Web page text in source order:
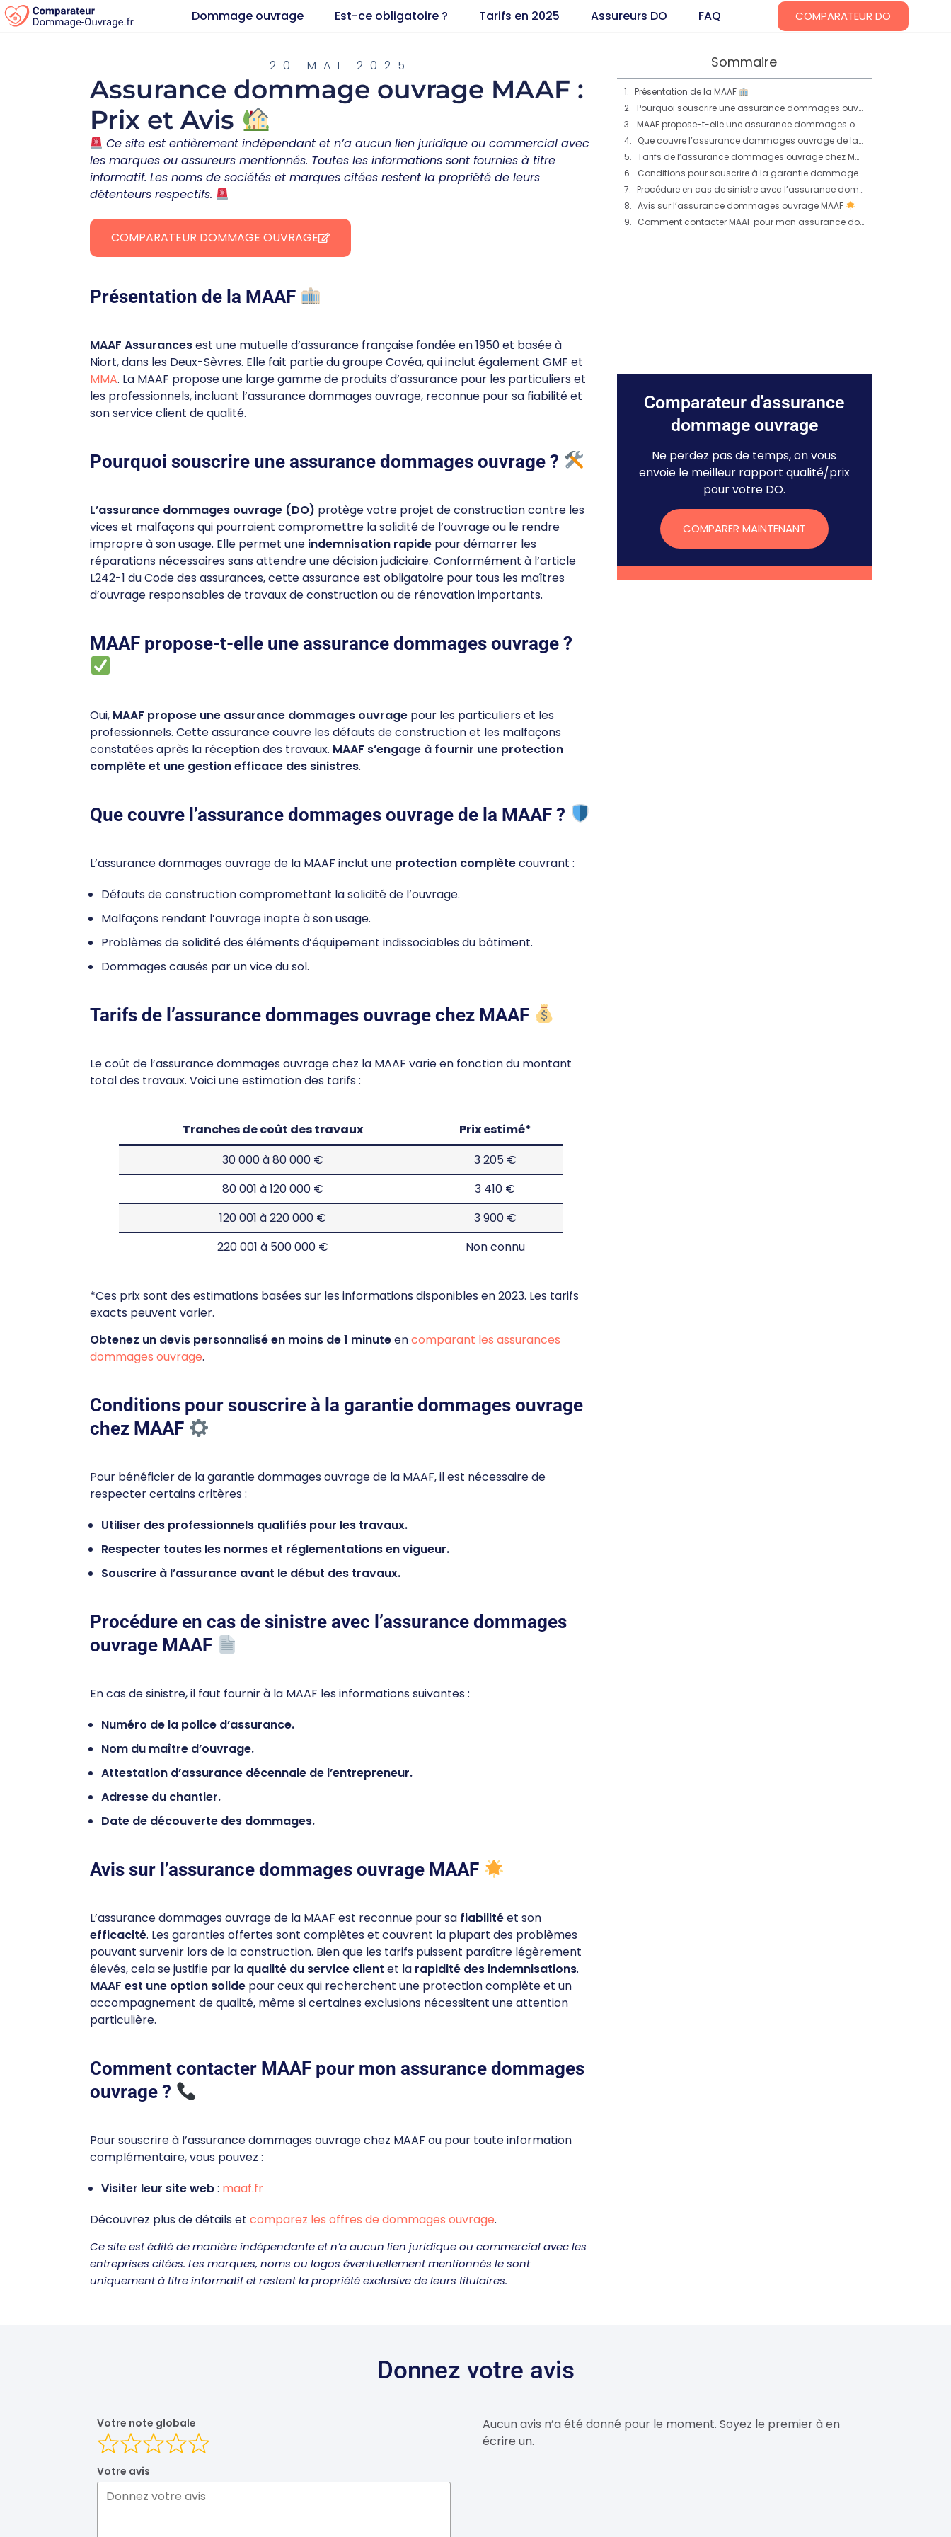
Dommage ouvrage Est-ce obligatoire ? Tarifs en 2025 Assureurs DO FAQ COMPARATEUR DO
20 MAI 2025
Assurance dommage ouvrage MAAF :
Prix et Avis
Ce site est entièrement indépendant et n’a aucun lien juridique ou commercial avec
les marques ou assureurs mentionnés. Toutes les informations sont fournies à titre
informatif. Les noms de sociétés et marques citées restent la propriété de leurs
détenteurs respectifs.
COMPARATEUR DOMMAGE OUVRAGE
Présentation de la MAAF
MAAF Assurancesest une mutuelle d’assurance française fondée en 1950 et basée à
Niort, dans les Deux-Sèvres. Elle fait partie du groupe Covéa, qui inclut également GMF et
MMA. La MAAF propose une large gamme de produits d’assurance pour les particuliers et
les professionnels, incluant l’assurance dommages ouvrage, reconnue pour sa fiabilité et
son service client de qualité.
Pourquoi souscrire une assurance dommages ouvrage ?
L’assurance dommages ouvrage (DO) protège votre projet de construction contre les
vices et malfaçons qui pourraient compromettre la solidité de l’ouvrage ou le rendre
impropre à son usage. Elle permet une indemnisation rapide pour démarrer les
réparations nécessaires sans attendre une décision judiciaire. Conformément à l’article
L242-1 du Code des assurances, cette assurance est obligatoire pour tous les maîtres
d’ouvrage responsables de travaux de construction ou de rénovation importants.
MAAF propose-t-elle une assurance dommages ouvrage ?
Oui, MAAF propose une assurance dommages ouvrage pour les particuliers et les
professionnels. Cette assurance couvre les défauts de construction et les malfaçons
constatées après la réception des travaux. MAAF s’engage à fournir une protection
complète et une gestion efficace des sinistres.
Que couvre l’assurance dommages ouvrage de la MAAF ?
L’assurance dommages ouvrage de la MAAF inclut une protection complètecouvrant :
Défauts de construction compromettant la solidité de l’ouvrage.
Malfaçons rendant l’ouvrage inapte à son usage.
Problèmes de solidité des éléments d’équipement indissociables du bâtiment.
Dommages causés par un vice du sol.
Tarifs de l’assurance dommages ouvrage chez MAAF
Le coût de l’assurance dommages ouvrage chez la MAAF varie en fonction du montant
total des travaux. Voici une estimation des tarifs :
Tranches de coût des travaux
Prix estimé*
30 000 à 80 000 €
3 205 €
80 001 à 120 000 €
3 410 €
120 001 à 220 000 €
3 900 €
220 001 à 500 000 €
Non connu
*Ces prix sont des estimations basées sur les informations disponibles en 2023. Les tarifs
exacts peuvent varier.
Obtenez un devis personnalisé en moins de 1 minuteencomparant les assurances
dommages ouvrage.
Conditions pour souscrire à la garantie dommages ouvrage
chez MAAF
Pour bénéficier de la garantie dommages ouvrage de la MAAF, il est nécessaire de
respecter certains critères :
Utiliser des professionnels qualifiés pour les travaux.
Respecter toutes les normes et réglementations en vigueur.
Souscrire à l’assurance avant le début des travaux.
Procédure en cas de sinistre avec l’assurance dommages
ouvrage MAAF
En cas de sinistre, il faut fournir à la MAAF les informations suivantes :
Numéro de la police d’assurance.
Nom du maître d’ouvrage.
Attestation d’assurance décennale de l’entrepreneur.
Adresse du chantier.
Date de découverte des dommages.
Avis sur l’assurance dommages ouvrage MAAF
L’assurance dommages ouvrage de la MAAF est reconnue pour sa fiabilitéet son
efficacité. Les garanties offertes sont complètes et couvrent la plupart des problèmes
pouvant survenir lors de la construction. Bien que les tarifs puissent paraître légèrement
élevés, cela se justifie par la qualité du service client et la rapidité des indemnisations.
MAAF est une option solide pour ceux qui recherchent une protection complète et un
accompagnement de qualité, même si certaines exclusions nécessitent une attention
particulière.
Comment contacter MAAF pour mon assurance dommages
ouvrage ?
Pour souscrire à l’assurance dommages ouvrage chez MAAF ou pour toute information
complémentaire, vous pouvez :
Visiter leur site web: maaf.fr
Découvrez plus de détails et comparez les offres de dommages ouvrage.
Ce site est édité de manière indépendante et n’a aucun lien juridique ou commercial avec les
entreprises citées. Les marques, noms ou logos éventuellement mentionnés le sont
uniquement à titre informatif et restent la propriété exclusive de leurs titulaires.
Sommaire
Présentation de la MAAF
Pourquoi souscrire une assurance dommages ouvrage ?
MAAF propose-t-elle une assurance dommages ouvrage ?
Que couvre l’assurance dommages ouvrage de la MAAF ?
Tarifs de l’assurance dommages ouvrage chez MAAF
Conditions pour souscrire à la garantie dommages ouvrage chez MAAF
Procédure en cas de sinistre avec l’assurance dommages ouvrage MAAF
Avis sur l’assurance dommages ouvrage MAAF
Comment contacter MAAF pour mon assurance dommages ouvrage ?
Comparateur d'assurance
dommage ouvrage
Ne perdez pas de temps, on vous
envoie le meilleur rapport qualité/prix
pour votre DO.
COMPARER MAINTENANT
Donnez votre avis
Votre note globale
Votre avis
Aucun avis n’a été donné pour le moment. Soyez le premier à en
écrire un.